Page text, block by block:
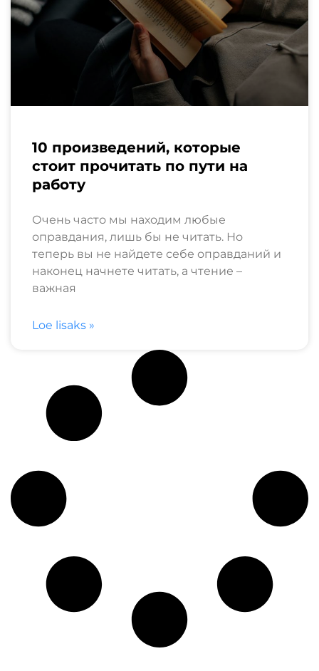
10 произведений, которые
стоит прочитать по пути на
работу
Очень часто мы находим любые
оправдания, лишь бы не читать. Но
теперь вы не найдете себе оправданий и
наконец начнете читать, а чтение –
важная
Loe lisaks »